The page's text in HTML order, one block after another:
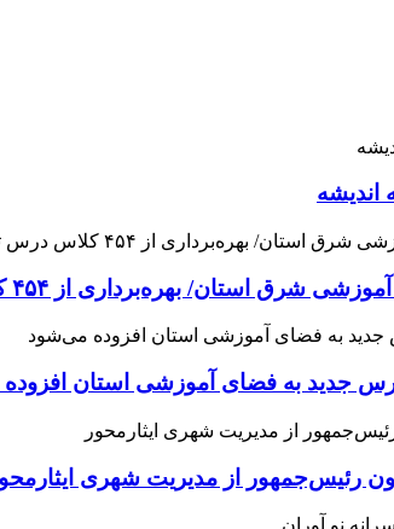
اندیشه
بهره‌برداری از ۴۵۴ کلاس درس تا مهرماه
رئیس‌جمهور از مدیریت شهری